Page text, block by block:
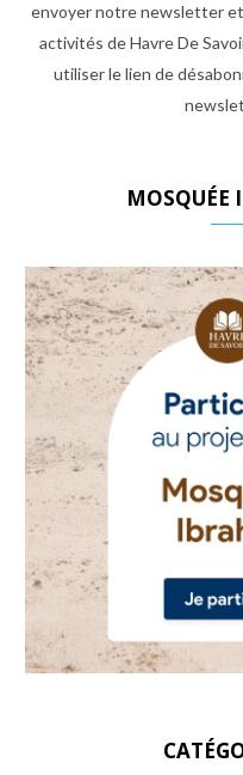
envoyer notre newsletter
activités de Havre De
utiliser le lien de
MOSQUÉE